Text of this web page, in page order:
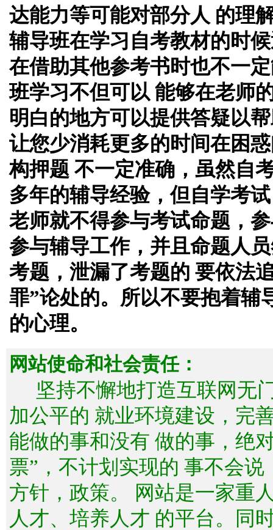
达能力等可能对部分人 的理
辅导班在学习自考教材的时
在借助其他参考书时也不一
班学习不但可以 能够在老师
明白的地方可以提供答疑以
让您少消耗更多的时间在困
构押题 不一定准确，虽然自
多年的辅导经验，但自学考
老师就不得参与考试命题，
参与辅导工作，并且命题人
考题，泄漏了考题的 要依法
罪”论处的。所以不要抱着辅
的心理。
网站使命和社会责任：
坚持不懈地打造互联网无
加公平的 就业环境建设，完
能做的事和没有 做的事，绝
票”，不计划实现的 事不会
方针，政策。 网站是一家重
人才、培养人才 的平台。同